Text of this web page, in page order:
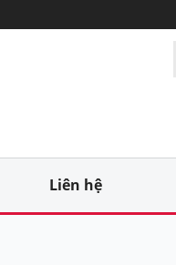
Liên hệ